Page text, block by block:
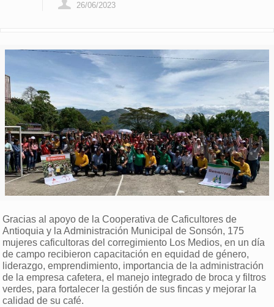
26/06/2023
Gracias al apoyo de la Cooperativa de Caficultores de
Antioquia y la Administración Municipal de Sonsón, 175
mujeres caficultoras del corregimiento Los Medios, en un día
de campo recibieron capacitación en equidad de género,
liderazgo, emprendimiento, importancia de la administración
de la empresa cafetera, el manejo integrado de broca y filtros
verdes, para fortalecer la gestión de sus fincas y mejorar la
calidad de su café.